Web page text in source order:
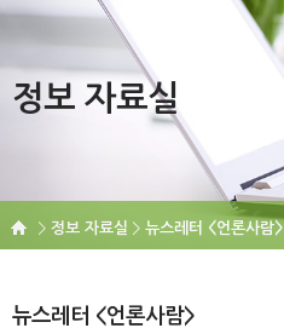
정보 자료실
정보 자료실 뉴스레터 <언론사람>
뉴스레터 <언론사람>